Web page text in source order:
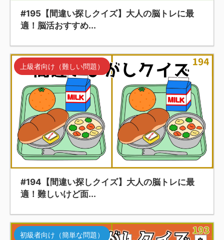
#195【間違い探しクイズ】大人の脳トレに最
適！脳活おすすめ...
上級者向け（難しい問題）
#194【間違い探しクイズ】大人の脳トレに最
適！難しいけど面...
初級者向け（簡単な問題）